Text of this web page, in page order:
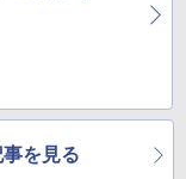
事を見る